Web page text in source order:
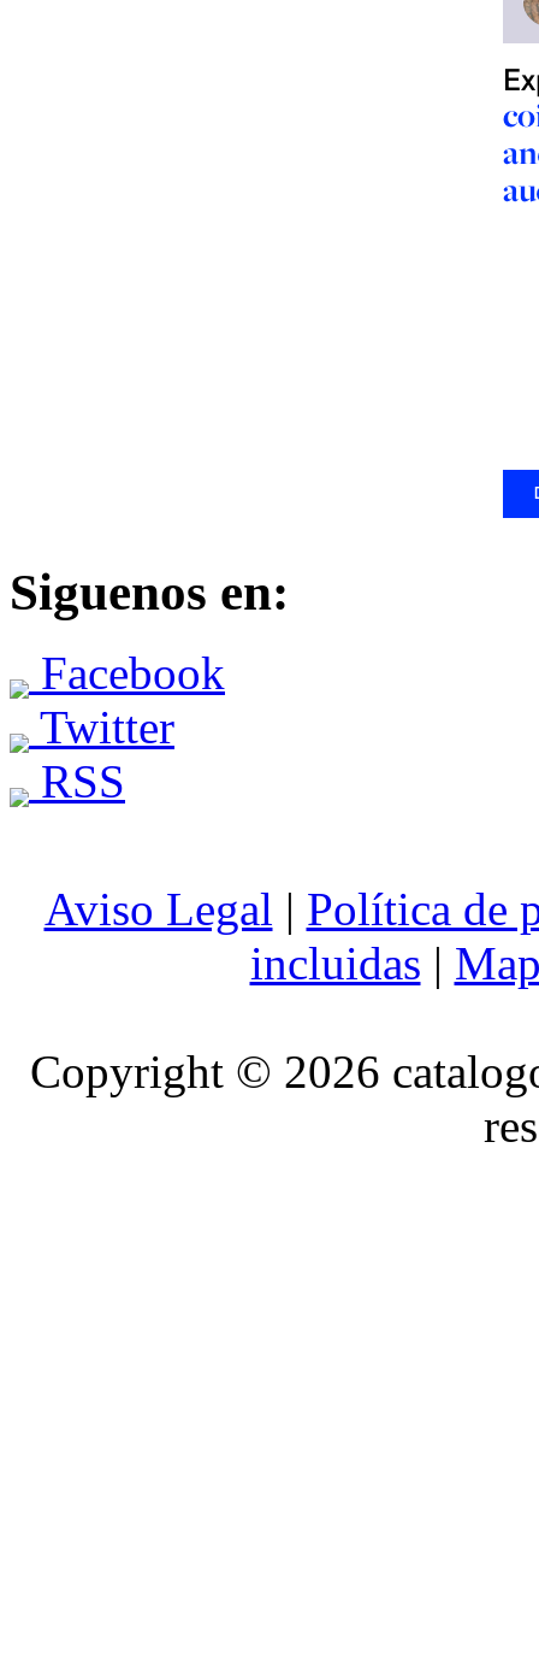
Siguenos en:
Facebook
Twitter
RSS
Aviso Legal | Política de
incluidas |
Copyright © 2026